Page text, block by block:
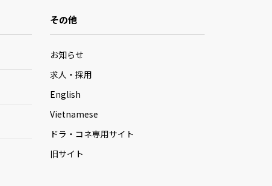
その他
お知らせ
求人・採用
English
Vietnamese
ドラ・コネ専用サイト
旧サイト